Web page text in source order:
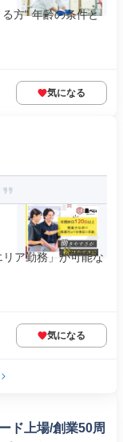
方" 年齢の条件と
気になる
ア勤務」が可能な
気になる
ド上場/創業50周